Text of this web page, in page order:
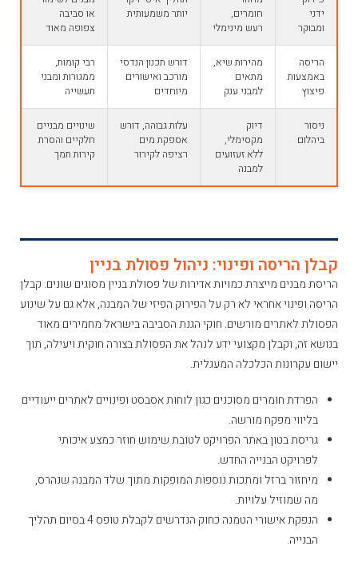
ידני
ומבוקר
חומרים,
רעש מינימלי
יותר משמעותית
או סביבה
צפופה מאוד
הריסה
באמצעות
פיצוץ
מהירות שיא,
מתאים
למבני ענק
דורש תכנון הנדסי
מורכב ואישורים
מיוחדים
רבי קומות,
ממגורות ומבני
תעשייה
ניסור
ביהלום
דיוק
מקסימלי,
ללא זעזועים
למבנה
עלות גבוהה, דורש
אספקת מים
רציפה לקירור
שינויים מבניים
חלקיים והסרת
קירות תמך
קבלן הריסה ופינוי: ניהול פסולת בניין
הריסת מבנים מייצרת כמויות אדירות של פסולת בניין מסוגים שונים. קבלן
הריסה ופינוי אחראי לא רק על הפירוק הפיזי של המבנה, אלא גם על שינוע
הפסולת לאתרים מורשים. חוקי הגנת הסביבה בישראל מחמירים מאוד
בנושא זה, וקבלן מקצועי ידע לנהל את הפסולת בצורה חוקית ויעילה, תוך
יישום עקרונות הכלכלה המעגלית.
הפרדת חומרים מסוכנים כגון לוחות אסבסט ופינויים לאתרים ייעודיים
בליווי מפקח מורשה.
גריסת בטון באתר הפרויקט לטובת שימוש חוזר כמצע איכותי
לפרויקט הבנייה החדש.
מיחזור ברזל ומתכות נוספות המופקות מתוך שלד המבנה שנהרס,
מה שמוזיל עלויות.
הנפקת אישורי הטמנה כחוק הנדרשים לקבלת טופס 4 בסיום תהליך
הבנייה.